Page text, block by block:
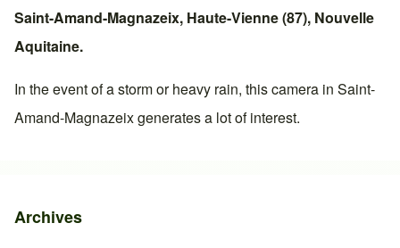
Saint-Amand-Magnazeix, Haute-Vienne (87), Nouvelle
Aquitaine.
In the event of a storm or heavy rain, this camera in Saint-
Amand-Magnazeixgenerates a lot of interest.
Archives